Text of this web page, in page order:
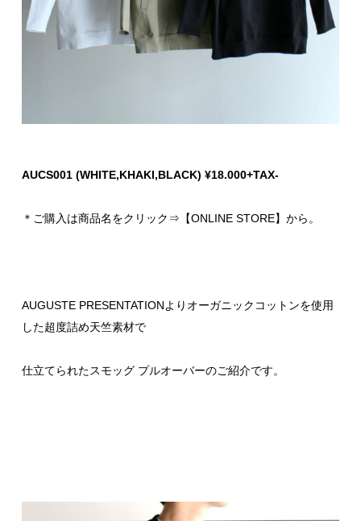
AUCS001 (WHITE,KHAKI,BLACK) ¥18.000+TAX-
＊ご購入は商品名をクリック⇒【ONLINE STORE】から。
AUGUSTE PRESENTATIONよりオーガニックコットンを使用
した超度詰め天竺素材で
仕立てられたスモッグ プルオーバーのご紹介です。